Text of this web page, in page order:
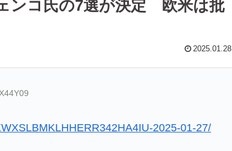
ンコ氏の7選が決定 欧米は批
2025.01.28
2025-01-27/